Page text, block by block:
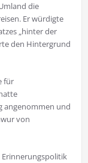
die
Er würdigte
„hinter der
den Hintergrund
für
angenommen und
von